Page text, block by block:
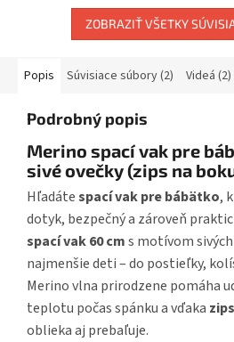
ZOBRAZIŤ VŠETKY
Popis Súvisiace súbory (2) Videá (2)
Podrobný popis
Merino spací vak pre
sivé ovečky (zips na
Hľadátespací vak pre bábätko,
dotyk, bezpečný a zároveň
spací vak 60 cms motívom
najmenšie deti – do postieľky,
Merino vlna prirodzene pomáha
teplotu počas spánku a vďaka
oblieka aj prebaľuje.